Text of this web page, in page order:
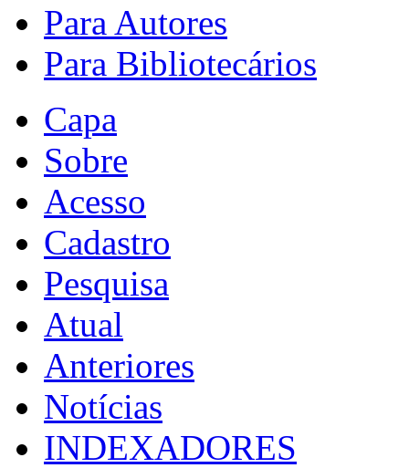
Para Autores
Para Bibliotecários
Capa
Sobre
Acesso
Cadastro
Pesquisa
Atual
Anteriores
Notícias
INDEXADORES